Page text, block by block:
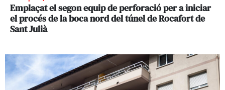
Emplaçat el segon equip de perforació per a iniciar
el procés de la boca nord del túnel de Rocafort de
Sant Julià